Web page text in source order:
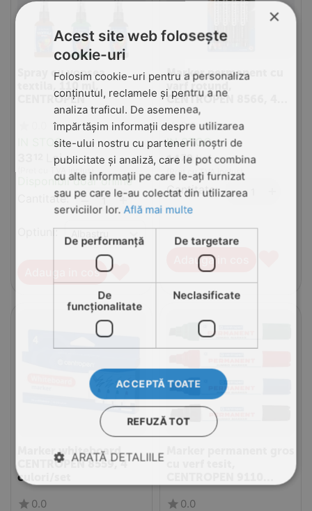
Spray cu vopsea
textila, 110 ml,
CENTROPEN
IN STOC
Lei
(Pret cu TVA inclus)
Disponibil doar online
Cantitate:
+
−
Optiuni:
Adauga in cos ♥
Marker permanent cu
varf rotund,
CENTROPEN 8566, 4
culori/set
0.0
IN STOC
14 70 Lei
(Pret cu TVA inclus)
Cantitate: −
Adauga in cos
Marker whiteboard
CENTROPEN 8559, 4
culori/set
0.0
Jumbo
0.0
×
Acest site web folosește
cookie-uri
Folosim cookie-uri pentru a personaliza
conținutul, reclamele și pentru a ne
analiza traficul. De asemenea,
împărtășim informații despre utilizarea
site-ului nostru cu partenerii noștri de
publicitate și analiză, care le pot combina
cu alte informații pe care le-ați furnizat
sau pe care le-au colectat din utilizarea
serviciilor lor.Află mai multe
De performanță De targetare
De
funcţionalitate
Neclasificate
ACCEPTĂ TOATE
REFUZĂ TOT
ARATĂ DETALIILE